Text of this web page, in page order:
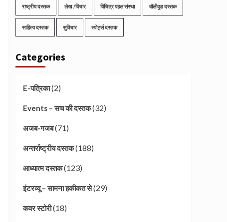
राष्ट्रीय दस्तक लेख /विचार विचित्र पहल संस्था वॉलीवुड दस्तक
साहित्य दस्तक सुविचार स्पोर्ट्स दस्तक
Categories
E-पत्रिका(2)
Events – सच की दस्तक(32)
अजब-गजब(71)
अन्तर्राष्ट्रीय दस्तक(188)
आध्यात्म दस्तक(123)
इंटरव्यू – सामना हकीकत से(29)
कवर स्टोरी(18)